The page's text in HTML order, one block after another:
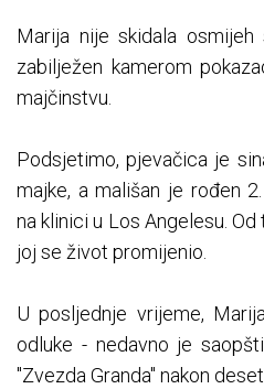
Marija nije skidala
zabilježen kamerom
majčinstvu.
Podsjetimo, pjevačica je
majke, a mališan je rođen
na klinici u Los Angelesu.
joj se život promijenio.
U posljednje vrijeme,
odluke - nedavno je
"Zvezda Granda" nakon